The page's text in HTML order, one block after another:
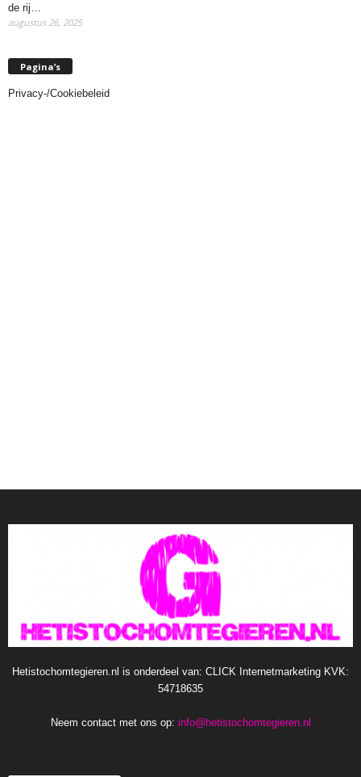
de rij…
augustus 26, 2025
Pagina’s
Privacy-/Cookiebeleid
Hetistochomtegieren.nl is onderdeel van: CLICK Internetmarketing KVK:
54718635
Neem contact met ons op: info@hetistochomtegieren.nl